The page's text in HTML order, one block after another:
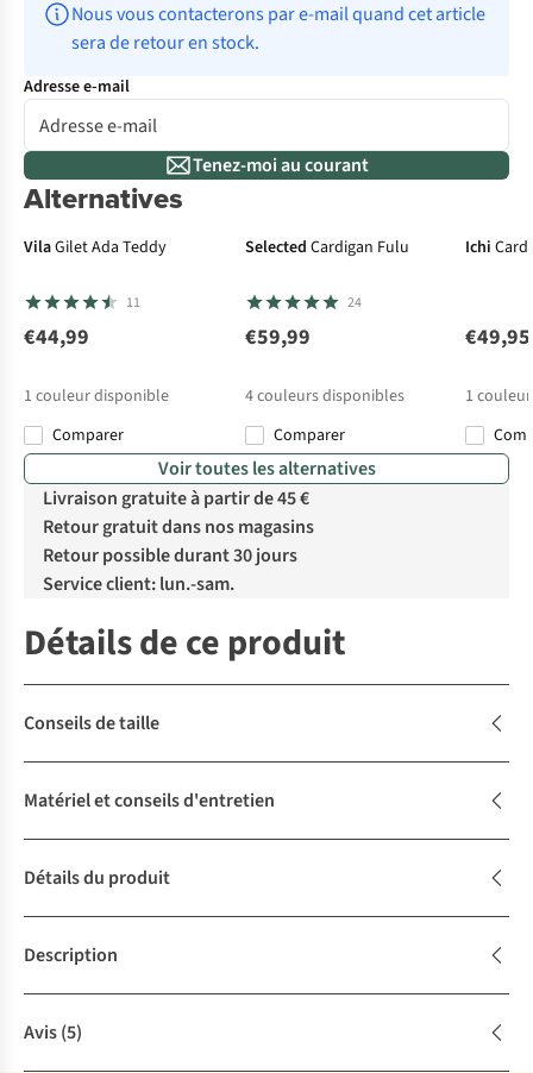
Nous vous contacterons par e-mail quand cet article
sera de retour en stock.
Adresse e-mail
Tenez-moi au courant
Alternatives
VilaGilet Ada Teddy
11
€44,99
1 couleur disponible
Comparer
Selected Cardigan Fulu
24
€59,99
4couleurs disponibles
Comparer
Ichi
€49,95
1
Voir toutes les alternatives
Livraison gratuite à partir de 45 €
Retour gratuit dans nos magasins
Retour possible durant 30 jours
Service client: lun.-sam.
Détails de ce produit
Conseils de taille
Matériel et conseils d'entretien
Détails du produit
Description
Avis(5)